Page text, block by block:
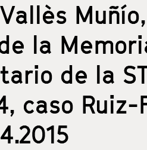
la
de la
caso
4.2015